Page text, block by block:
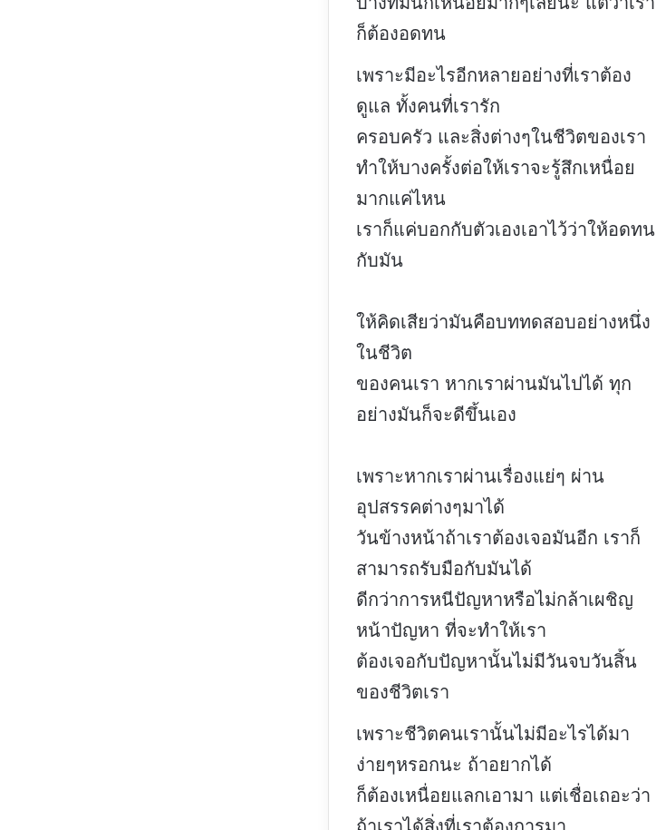
ก็ต้องอดทน
เพราะมีอะไรอีกหลายอย่างที่เราต้อง
ดูแล ทั้งคนที่เรารัก
ครอบครัว และสิ่งต่างๆในชีวิตของเรา
ทำให้บางครั้งต่อให้เราจะรู้สึกเหนื่อย
มากแค่ไหน
เราก็แค่บอกกับตัวเองเอาไว้ว่าให้อดทน
กับมัน
ให้คิดเสียว่ามันคือบททดสอบอย่างหนึ่ง
ในชีวิต
ของคนเรา หากเราผ่านมันไปได้ ทุก
อย่างมันก็จะดีขึ้นเอง
เพราะหากเราผ่านเรื่องแย่ๆ ผ่าน
อุปสรรคต่างๆมาได้
วันข้างหน้าถ้าเราต้องเจอมันอีก เราก็
สามารถรับมือกับมันได้
ดีกว่าการหนีปัญหาหรือไม่กล้าเผชิญ
หน้าปัญหา ที่จะทำให้เรา
ต้องเจอกับปัญหานั้นไม่มีวันจบวันสิ้น
ของชีวิตเรา
เพราะชีวิตคนเรานั้นไม่มีอะไรได้มา
ง่ายๆหรอกนะ ถ้าอยากได้
ก็ต้องเหนื่อยแลกเอามา แต่เชื่อเถอะว่า